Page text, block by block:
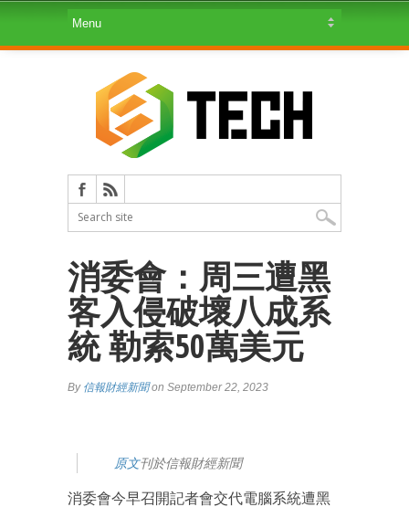
消委會：周三遭黑
客入侵破壞八成系
統 勒索50萬美元
By 信報財經新聞on September 22, 2023
原文刊於信報財經新聞
消委會今早召開記者會交代電腦系統遭黑